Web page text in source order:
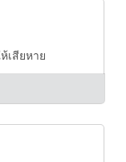
เสียหาย